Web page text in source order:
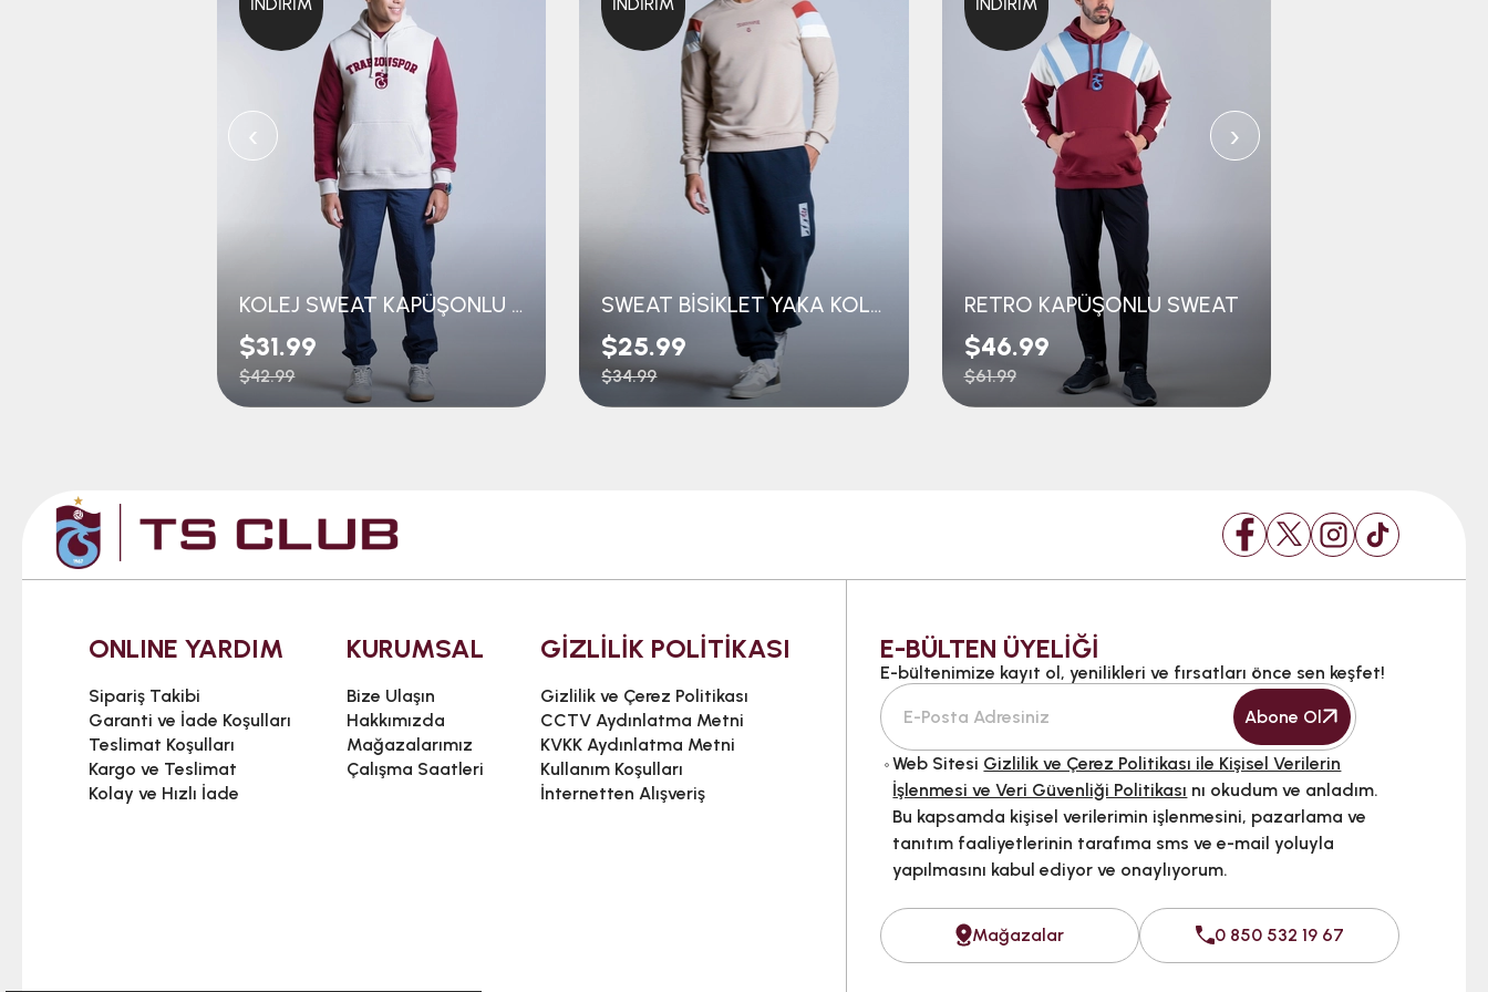
KOLEJ SWEAT KAPÜŞONLU TRABZONSPOR NAKIŞLI
$31.99
$42.99
SWEAT BİSİKLET YAKA KOLLARI ÇİZGİLİ
$25.99
$34.99
RETRO KAPÜŞONLU SWEAT
$46.99
$61.99
‹ ›
ONLINE YARDIM
Sipariş Takibi
Garanti ve İade Koşulları
Teslimat Koşulları
Kargo ve Teslimat
Kolay ve Hızlı İade
KURUMSAL
Bize Ulaşın
Hakkımızda
Mağazalarımız
Çalışma Saatleri
GİZLİLİK POLİTİKASI
Gizlilik ve Çerez Politikası
CCTV Aydınlatma Metni
KVKK Aydınlatma Metni
Kullanım Koşulları
İnternetten Alışveriş
E-BÜLTEN ÜYELİĞİ
E-bültenimize kayıt ol, yenilikleri ve fırsatları önce sen keşfet!
Abone Ol
Web Sitesi Gizlilik ve Çerez Politikası ile Kişisel Verilerin
İşlenmesi ve Veri Güvenliği Politikası nı okudum ve anladım.
Bu kapsamda kişisel verilerimin işlenmesini, pazarlama ve
tanıtım faaliyetlerinin tarafıma sms ve e-mail yoluyla
yapılmasını kabul ediyor ve onaylıyorum.
Mağazalar 0 850 532 19 67